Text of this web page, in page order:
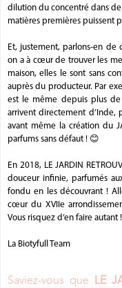
dilution du concentré dans
matières premières puissent
Et, justement, parlons-en de
on a à cœur de trouver les
maison, elles le sont sans
auprès du producteur. Par
est le même depuis plus de
arrivent directement d’Inde,
avant même la création du
parfums sans défaut ! 😊
En 2018, LE JARDIN
douceur infinie, parfumés
fondu en les découvrant !
cœur du XVIIe
Vous risquez d’en faire autant
La Biotyfull Team
Saviez-vous que LE